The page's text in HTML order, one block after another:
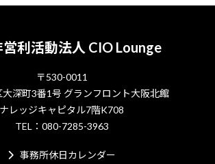
利活動法人 CIO Lounge
〒530-0011
深町3番1号 グランフロント大阪北館
ナレッジキャピタル7階K708
TEL：080-7285-3963
事務所休日カレンダー